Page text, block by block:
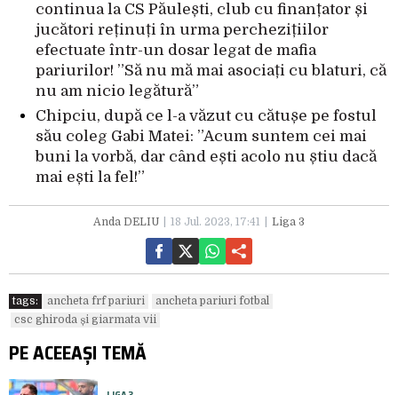
continua la CS Păulești, club cu finanțator și
jucători reținuți în urma perchezițiilor
efectuate într-un dosar legat de mafia
pariurilor! ”Să nu mă mai asociați cu blaturi, că
nu am nicio legătură”
Chipciu, după ce l-a văzut cu cătușe pe fostul
său coleg Gabi Matei: ”Acum suntem cei mai
buni la vorbă, dar când ești acolo nu știu dacă
mai ești la fel!”
Anda DELIU 18 Jul. 2023, 17:41 Liga 3
tags: ancheta frf pariuri
ancheta pariuri fotbal
csc ghiroda și giarmata vii
PE ACEEAȘI TEMĂ